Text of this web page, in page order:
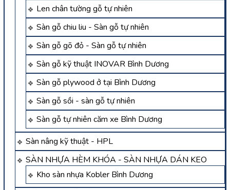
Len chân tường gỗ tự nhiên
Sàn gỗ chiu liu - Sàn gỗ tự nhiên
Sàn gỗ gõ đỏ - Sàn gỗ tự nhiên
Sàn gỗ kỹ thuật INOVAR Bình Dương
Sàn gỗ plywood ở tại Bình Dương
Sàn gỗ sồi - sàn gỗ tự nhiên
Sàn gỗ tự nhiên căm xe Bình Dương
Sàn nâng kỹ thuật - HPL
SÀN NHỰA HÈM KHÓA - SÀN NHỰA DÁN KEO
Kho sàn nhựa Kobler Bình Dương